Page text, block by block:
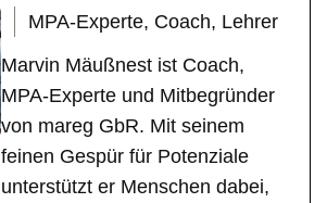
MPA-Experte, Coach, Lehrer
Marvin Mäußnest ist Coach,
MPA-Experte und Mitbegründer
von mareg GbR. Mit seinem
feinen Gespür für Potenziale
unterstützt er Menschen dabei,